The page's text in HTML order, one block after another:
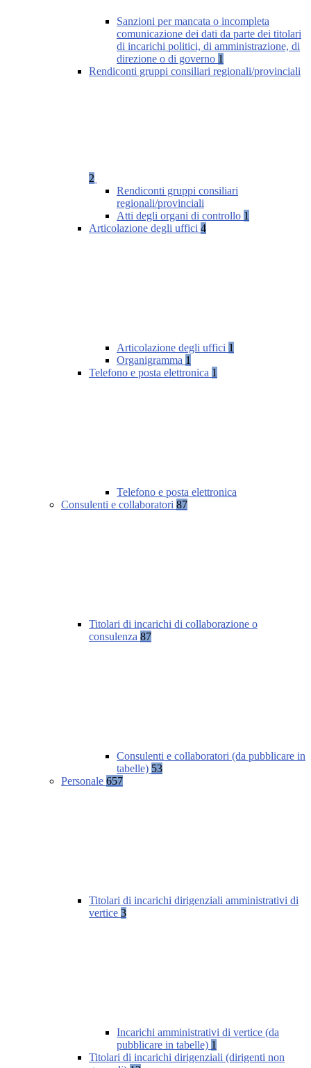
Sanzioni per mancata o incompleta
comunicazione dei dati da parte dei titolari
di incarichi politici, di amministrazione, di
direzione o di governo 1
Rendiconti gruppi consiliari regionali/provinciali
2
Rendiconti gruppi consiliari
regionali/provinciali
Atti degli organi di controllo 1
Articolazione degli uffici 4
Articolazione degli uffici 1
Organigramma 1
Telefono e posta elettronica 1
Telefono e posta elettronica
Consulenti e collaboratori 87
Titolari di incarichi di collaborazione o
consulenza 87
Consulenti e collaboratori (da pubblicare in
tabelle) 53
Personale 657
Titolari di incarichi dirigenziali amministrativi di
vertice 3
Incarichi amministrativi di vertice (da
pubblicare in tabelle) 1
Titolari di incarichi dirigenziali (dirigenti non